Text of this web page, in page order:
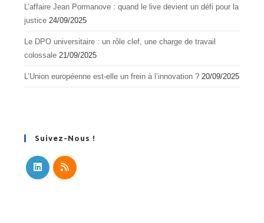
L’affaire Jean Pormanove : quand le live devient un défi pour la
justice 24/09/2025
Le DPO universitaire : un rôle clef, une charge de travail
colossale 21/09/2025
L’Union européenne est-elle un frein à l’innovation ? 20/09/2025
Suivez-Nous !